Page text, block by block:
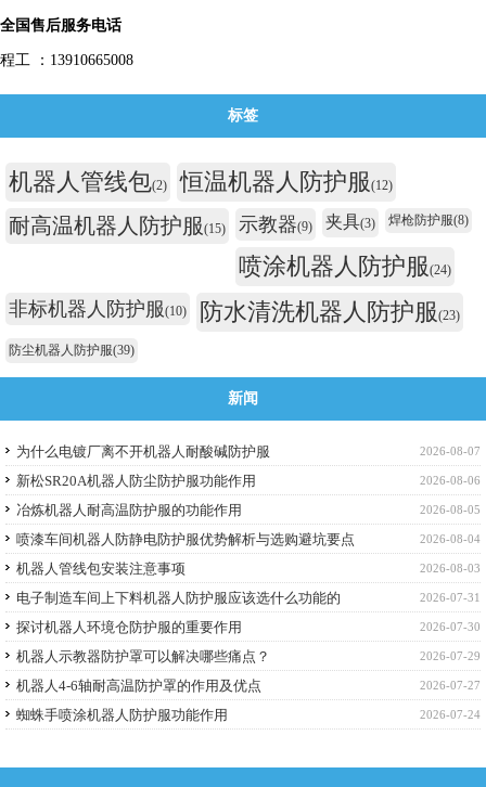
全国售后服务电话
程工 ：13910665008
标签
机器人管线包(2) 恒温机器人防护服(12)
耐高温机器人防护服(15) 示教器(9) 夹具(3) 焊枪防护服(8)
喷涂机器人防护服(24)
非标机器人防护服(10) 防水清洗机器人防护服(23)
防尘机器人防护服(39)
新闻
2026-08-07
为什么电镀厂离不开机器人耐酸碱防护服
2026-08-06
新松SR20A机器人防尘防护服功能作用
2026-08-05
冶炼机器人耐高温防护服的功能作用
2026-08-04
喷漆车间机器人防静电防护服优势解析与选购避坑要点
2026-08-03
机器人管线包安装注意事项
2026-07-31
电子制造车间上下料机器人防护服应该选什么功能的
2026-07-30
探讨机器人环境仓防护服的重要作用
2026-07-29
机器人示教器防护罩可以解决哪些痛点？
2026-07-27
机器人4-6轴耐高温防护罩的作用及优点
2026-07-24
蜘蛛手喷涂机器人防护服功能作用